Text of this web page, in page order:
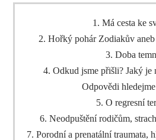
1. Má cesta ke
2. Hořký pohár Zodiakův
3. Doba
4. Odkud jsme přišli? Jaký je
Odpovědi
5. O regresní
6. Neodpuštění rodičům,
7. Porodní a prenatální traumata,